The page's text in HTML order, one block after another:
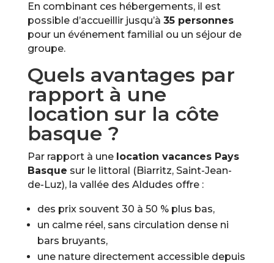
En combinant ces hébergements, il est
possible d’accueillir jusqu’à 35 personnes
pour un événement familial ou un séjour de
groupe.
Quels avantages par
rapport à une
location sur la côte
basque ?
Par rapport à une location vacances Pays
Basque sur le littoral (Biarritz, Saint-Jean-
de-Luz), la vallée des Aldudes offre :
des prix souvent 30 à 50 % plus bas,
un calme réel, sans circulation dense ni
bars bruyants,
une nature directement accessible depuis